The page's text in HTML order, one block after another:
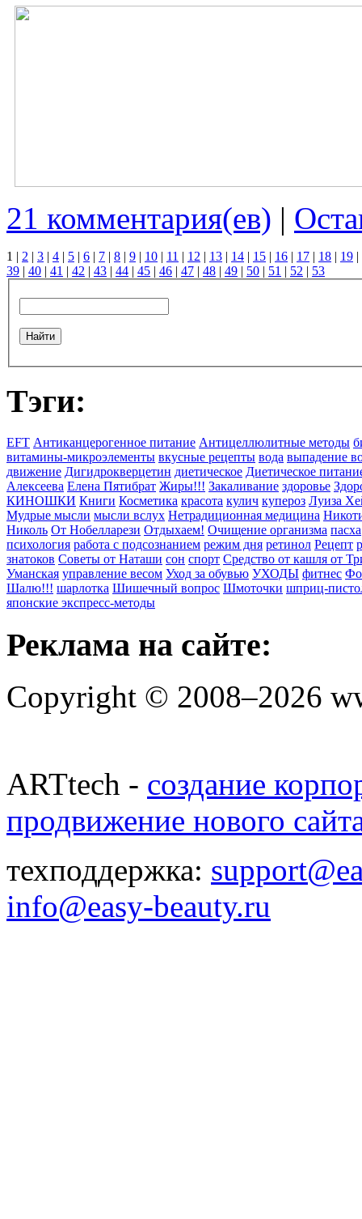
21 комментария(ев) |
1 | 2 | 3 | 4 | 5 | 6 | 7 | 8 | 9 | 10 | 11 | 12 | 13 | 14 | 15 | 16 | 17 | 18 | 19 |
39 | 40 | 41 | 42 | 43 | 44 | 45 | 46 | 47 | 48 | 49 | 50 | 51 | 52 | 53
Тэги:
EFT Антиканцерогенное питание Антицеллюлитные методы
витамины-микроэлементы вкусные рецепты вода выпадение
движение Дигидрокверцетин диетическое Диетическое
Алексеева Елена Пятибрат Жиры!!! Закаливание здоровье
КИНОШКИ Книги Косметика красота кулич купероз Луиза
Мудрые мысли мысли вслух Нетрадиционная медицина
Николь От Нобелларези Отдыхаем! Очищение организма пасха
психология работа с подсознанием режим дня ретинол Рецепт
знатоков Советы от Наташи сон спорт Средство от кашля от
Уманская управление весом Уход за обувью УХОДЫ фитнес
Шалю!!! шарлотка Шишечный вопрос Шмоточки шприц-
японские экспресс-методы
Реклама на сайте:
Copyright © 2008–2026
ARTtech - создание
продвижение нового
техподдержка:
info@easy-beauty.ru